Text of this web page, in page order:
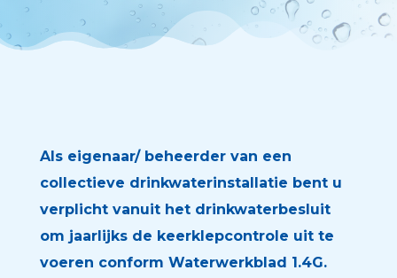
Als eigenaar/ beheerder van een
collectieve drinkwaterinstallatie bent u
verplicht vanuit het drinkwaterbesluit
om jaarlijks de keerklepcontrole uit te
voeren conform Waterwerkblad 1.4G.